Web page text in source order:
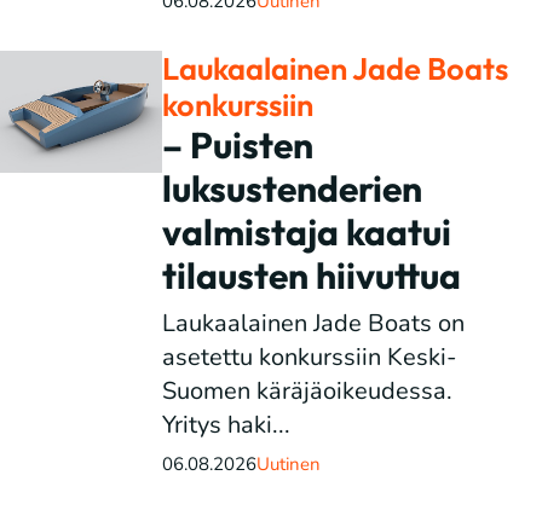
Laukaalainen Jade Boats
konkurssiin
– Puisten
luksustenderien
valmistaja kaatui
tilausten hiivuttua
Laukaalainen Jade Boats on
asetettu konkurssiin Keski-
Suomen käräjäoikeudessa.
Yritys haki...
06.08.2026Uutinen